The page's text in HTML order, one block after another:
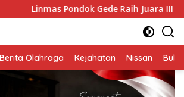
Gede Raih Juara III Kota Bekasi
Berita Olahraga Kejahatan Nissan